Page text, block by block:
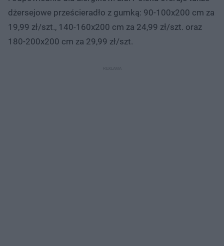
dżersejowe prześcieradło z gumką: 90-100x200 cm za
19,99 zł/szt., 140-160x200 cm za 24,99 zł/szt. oraz
180-200x200 cm za 29,99 zł/szt.